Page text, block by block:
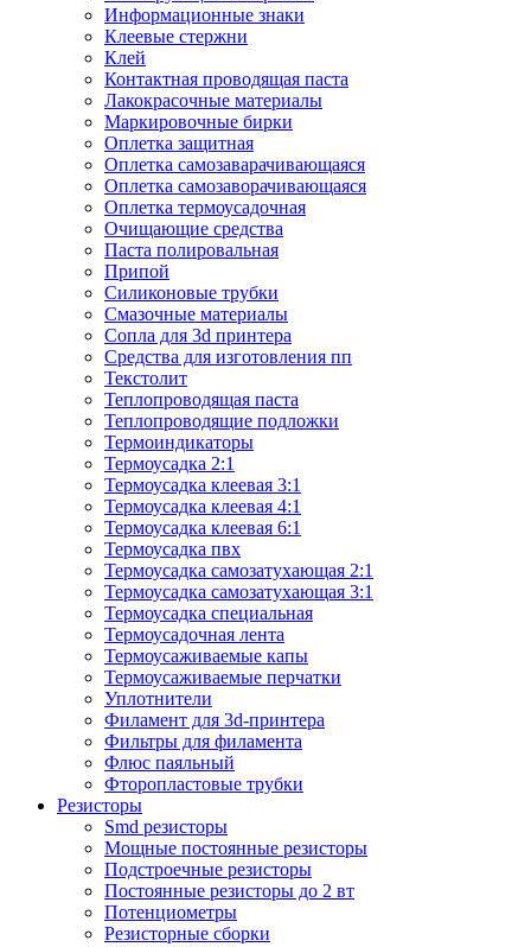
Информационные знаки
Клеевые стержни
Клей
Контактная проводящая паста
Лакокрасочные материалы
Маркировочные бирки
Оплетка защитная
Оплетка самозаварачивающаяся
Оплетка самозаворачивающаяся
Оплетка термоусадочная
Очищающие средства
Паста полировальная
Припой
Силиконовые трубки
Смазочные материалы
Сопла для 3d принтера
Средства для изготовления пп
Текстолит
Теплопроводящая паста
Теплопроводящие подложки
Термоиндикаторы
Термоусадка 2:1
Термоусадка клеевая 3:1
Термоусадка клеевая 4:1
Термоусадка клеевая 6:1
Термоусадка пвх
Термоусадка самозатухающая 2:1
Термоусадка самозатухающая 3:1
Термоусадка специальная
Термоусадочная лента
Термоусаживаемые капы
Термоусаживаемые перчатки
Уплотнители
Филамент для 3d-принтера
Фильтры для филамента
Флюс паяльный
Фторопластовые трубки
Резисторы
Smd резисторы
Мощные постоянные резисторы
Подстроечные резисторы
Постоянные резисторы до 2 вт
Потенциометры
Резисторные сборки